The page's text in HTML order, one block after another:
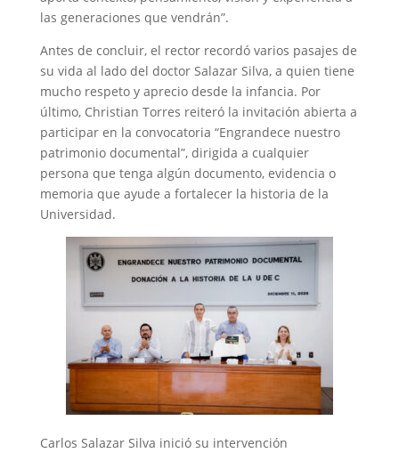
las generaciones que vendrán”.
Antes de concluir, el rector recordó varios pasajes de
su vida al lado del doctor Salazar Silva, a quien tiene
mucho respeto y aprecio desde la infancia. Por
último, Christian Torres reiteró la invitación abierta a
participar en la convocatoria “Engrandece nuestro
patrimonio documental”, dirigida a cualquier
persona que tenga algún documento, evidencia o
memoria que ayude a fortalecer la historia de la
Universidad.
Carlos Salazar Silva inició su intervención